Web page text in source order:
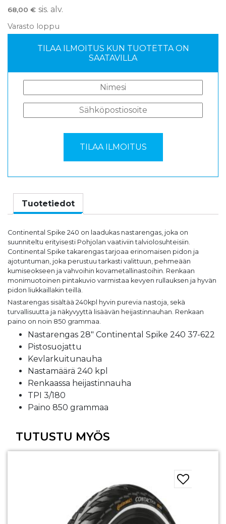
68,00 € sis. alv.
Varasto loppu
TILAA ILMOITUS KUN TUOTETTA ON
SAATAVILLA
Tuotetiedot
Continental Spike 240 on laadukas nastarengas, joka on
suunniteltu erityisesti Pohjolan vaativiin talviolosuhteisiin.
Continental Spike takarengas tarjoaa erinomaisen pidon ja
ajotuntuman, joka perustuu tarkasti valittuun, pehmeään
kumiseokseen ja vahvoihin kovametallinastoihin. Renkaan
monimuotoinen pintakuvio varmistaa kevyen rullauksen ja hyvän
pidon liukkaillakin teillä.
Nastarengas sisältää 240kpl hyvin purevia nastoja, sekä
turvallisuutta ja näkyvyyttä lisäävän heijastinnauhan. Renkaan
paino on noin 850 grammaa.
Nastarengas 28″ Continental Spike 240 37-622
Pistosuojattu
Kevlarkuitunauha
Nastamäärä 240 kpl
Renkaassa heijastinnauha
TPI 3/180
Paino 850 grammaa
TUTUSTU MYÖS